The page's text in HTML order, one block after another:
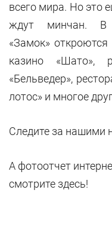
всего мира. Но это
ждут минчан.
«Замок» откроются
казино «Шато»,
«Бельведер»,
лотос» и многое
Следите за нашими
А фотоотчет
смотрите здесь!